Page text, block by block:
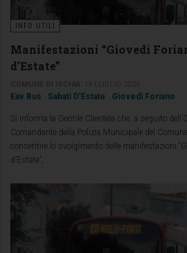
INFO UTILI
Manifestazioni “Giovedì
d’Estate”
Eav Bus Sabati D’Estate Giovedì Foriano
Si informa la Gentile Clientela che, a seguito
Comandante della Polizia Municipale del
consentire lo svolgimento delle manifestazioni
d’Estate”,